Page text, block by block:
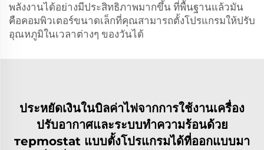
พลังงานได้อย่างมีประสิทธิภาพมากขึ้น ที่พื้นฐานแล้วมัน
คือคอมพิวเตอร์ขนาดเล็กที่คุณสามารถตั้งโปรแกรมให้ปรับ
อุณหภูมิในเวลาต่างๆ ของวันได้
ประหยัดเงินในบิลค่าไฟจากการใช้งานเครื่อง
ปรับอากาศและระบบทำความร้อนด้วย
терmostat แบบตั้งโปรแกรมได้ที่ออกแบบมา